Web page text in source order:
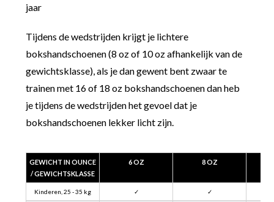
jaar
Tijdens de wedstrijden krijgt je lichtere
bokshandschoenen (8 oz of 10 oz afhankelijk van de
gewichtsklasse), als je dan gewent bent zwaar te
trainen met 16 of 18 oz bokshandschoenen dan heb
je tijdens de wedstrijden het gevoel dat je
bokshandschoenen lekker licht zijn.
GEWICHT IN OUNCE
/ GEWICHTSKLASSE
6 OZ 8 OZ
Kinderen, 25 - 35 kg ✓ ✓